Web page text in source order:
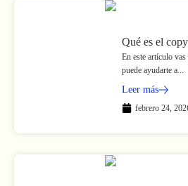
Qué es el
En este artículo
puede ayudarte a...
Leer más
febrero 24,